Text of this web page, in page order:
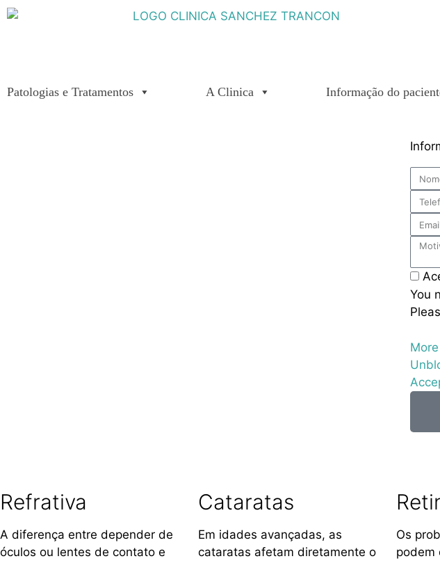
Patologias e Tratamentos A Clinica Informação do
You
Refrativa
A diferença entre depender de
óculos ou lentes de contato e
Cataratas
Em idades avançadas, as
cataratas afetam diretamente o
Os
podem